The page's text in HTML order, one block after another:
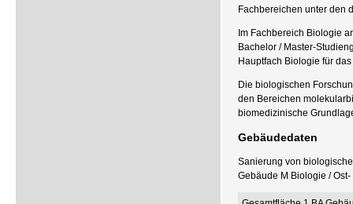
Fachbereichen unter den
Im Fachbereich Biologie
Bachelor / Master-
Hauptfach Biologie für
Die biologischen
den Bereichen
biomedizinische
Gebäudedaten
Sanierung von
Gebäude M Biologie /